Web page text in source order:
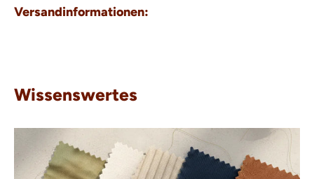
Versandinformationen:
Wissenswertes